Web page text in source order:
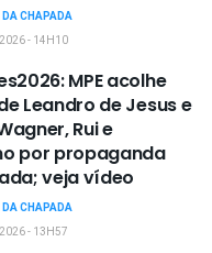
CHAPADA
- 14H10
MPE acolhe
Leandro de Jesus e
Rui e
por propaganda
veja vídeo
CHAPADA
- 13H57